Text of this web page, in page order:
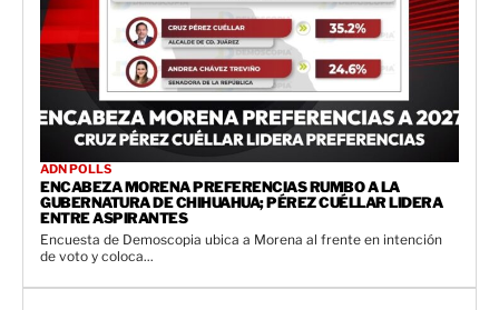
ADN POLLS
ENCABEZA MORENA PREFERENCIAS RUMBO A LA
GUBERNATURA DE CHIHUAHUA; PÉREZ CUÉLLAR LIDERA
ENTRE ASPIRANTES
Encuesta de Demoscopia ubica a Morena al frente en intención
de voto y coloca...